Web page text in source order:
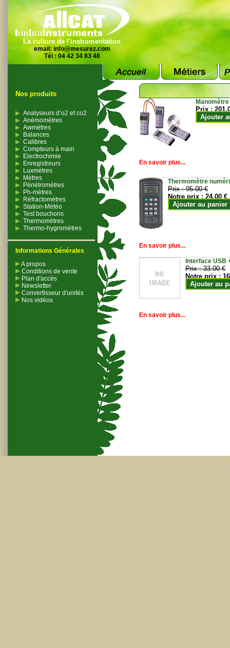
La culture de l'instrumentation
email: info@mesurez.com
Tél : 04 42 34 83 48
Nos produits
Analyseurs d’o2 et co2
Anémomètres
Awmètres
Balances
Calibres
Compteurs à main
Electrochimie
Enregistreurs
Luxmètres
Mètres
Pénétromètres
Ph-mètres
Réfractomètres
Station-Météo
Test bouchons
Thermomètres
Thermo-hygromètres
Informations Générales
A propos
Conditions de vente
Plan d'accès
Newsletter
Convertisseur d'unités
Nos vidéos
Prix :
Ajouter
En savoir plus...
Thermomètre
Prix :95.00 €
Notre prix :24.00 €
Ajouter au panier
En savoir plus...
Interface USB
Prix :33.00 €
Notre prix :
Ajouter au
En savoir plus...